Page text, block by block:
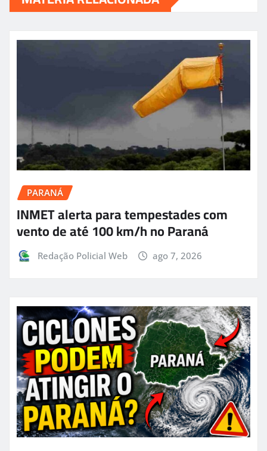
PARANÁ
INMET alerta para tempestades com
vento de até 100 km/h no Paraná
Redação Policial Web ago 7, 2026